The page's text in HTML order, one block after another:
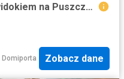
Nowoczesny dom 137 m² z widokiem na Puszczę Knyszyńską
Domiporta Zobacz dane